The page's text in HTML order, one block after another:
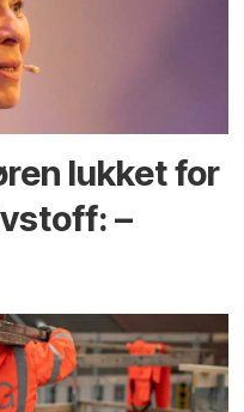
lukket for
–